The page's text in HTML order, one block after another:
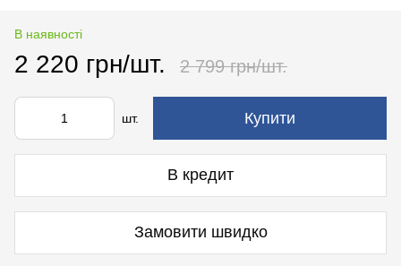
В наявності
2 220 грн/шт. 2 799 грн/шт.
шт. Купити
В кредит
Замовити швидко